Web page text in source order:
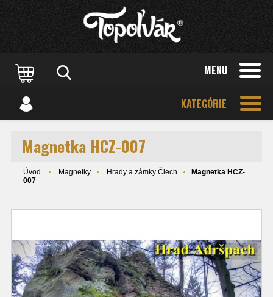
MENU
KATEGÓRIE
Magnetka HCZ-007
Úvod Magnetky Hrady a zámky Čiech
Magnetka HCZ-
007